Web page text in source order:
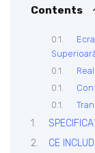
Contents
CE